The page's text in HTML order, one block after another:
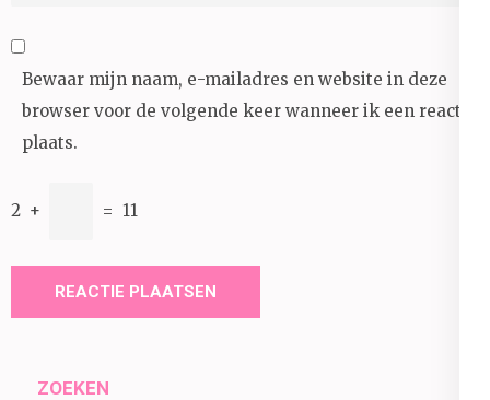
Bewaar mijn naam, e-mailadres en website in deze
browser voor de volgende keer wanneer ik een reactie
plaats.
2 + = 11
ZOEKEN